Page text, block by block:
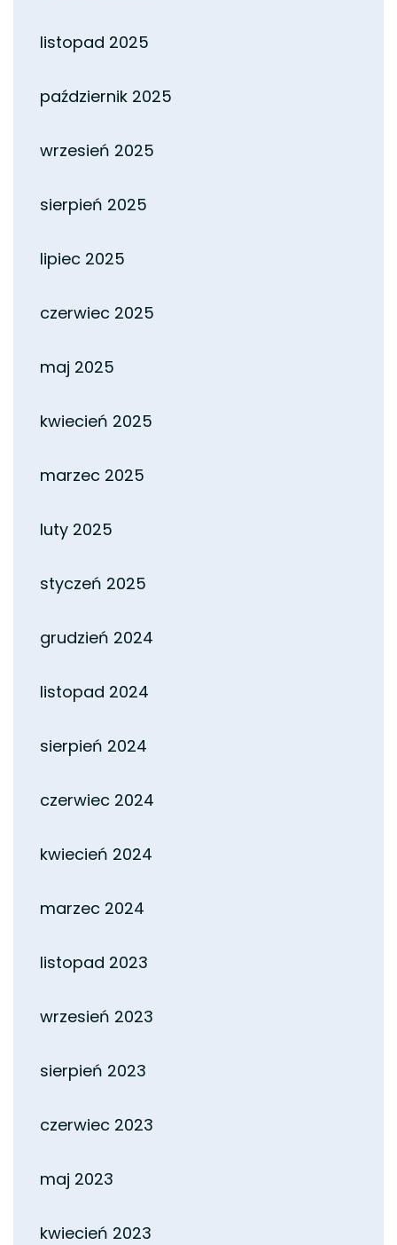
listopad 2025
październik 2025
wrzesień 2025
sierpień 2025
lipiec 2025
czerwiec 2025
maj 2025
kwiecień 2025
marzec 2025
luty 2025
styczeń 2025
grudzień 2024
listopad 2024
sierpień 2024
czerwiec 2024
kwiecień 2024
marzec 2024
listopad 2023
wrzesień 2023
sierpień 2023
czerwiec 2023
maj 2023
kwiecień 2023